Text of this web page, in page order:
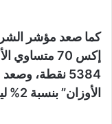
كما صعد مؤشر
الأوزان” بنسبة 2% ليغلق عند مستوى 7840 نقطة.